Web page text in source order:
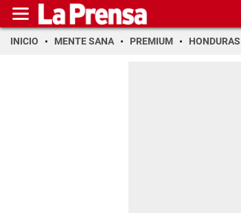
INICIO MENTE SANA PREMIUM HONDURAS